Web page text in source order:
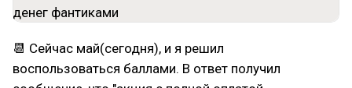
📆 Сейчас май(сегодня), и я решил
воспользоваться баллами. В ответ получил